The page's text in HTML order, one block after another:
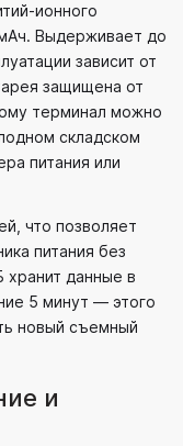
ионного
Выдерживает до
зависит от
защищена от
терминал можно
складском
питания или
что позволяет
питания без
данные в
5 минут — этого
новый съемный
и